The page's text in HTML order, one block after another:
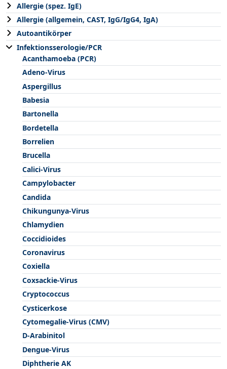
Allergie (spez. IgE)
Allergie (allgemein, CAST, IgG/IgG4, IgA)
Autoantikörper
Infektionsserologie/PCR
Acanthamoeba (PCR)
Adeno-Virus
Aspergillus
Babesia
Bartonella
Bordetella
Borrelien
Brucella
Calici-Virus
Campylobacter
Candida
Chikungunya-Virus
Chlamydien
Coccidioides
Coronavirus
Coxiella
Coxsackie-Virus
Cryptococcus
Cysticerkose
Cytomegalie-Virus (CMV)
D-Arabinitol
Dengue-Virus
Diphtherie AK